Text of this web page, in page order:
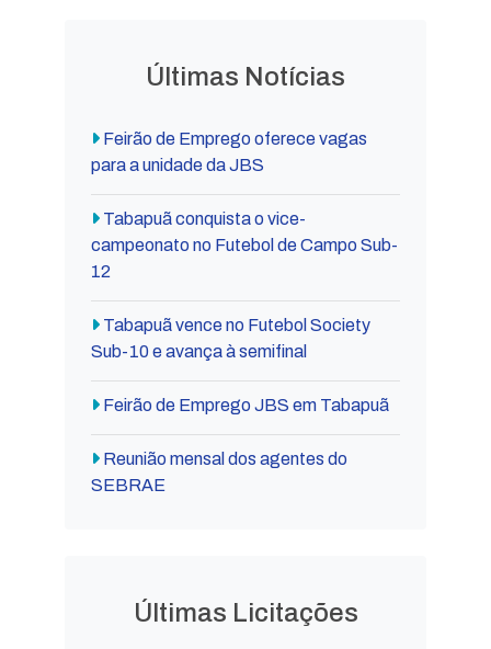
Últimas Notícias
Feirão de Emprego oferece vagas
para a unidade da JBS
Tabapuã conquista o vice-
campeonato no Futebol de Campo Sub-
12
Tabapuã vence no Futebol Society
Sub-10 e avança à semifinal
Feirão de Emprego JBS em Tabapuã
Reunião mensal dos agentes do
SEBRAE
Últimas Licitações